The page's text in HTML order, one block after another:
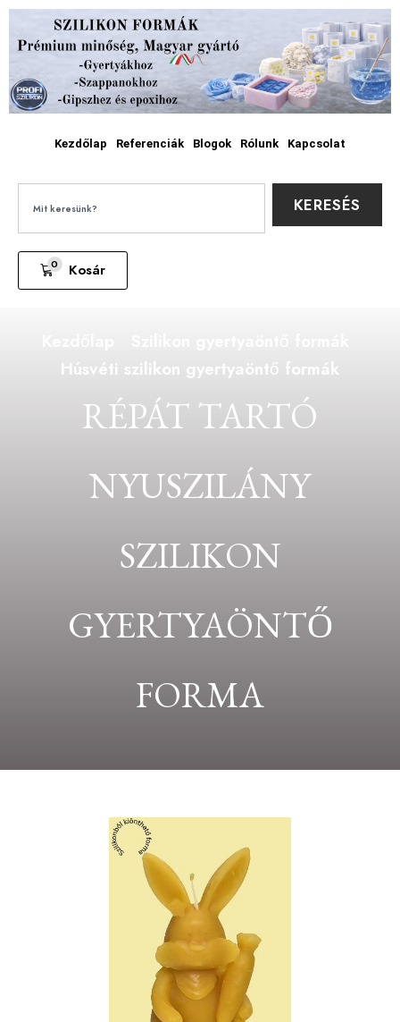
Kezdőlap Referenciák Blogok Rólunk Kapcsolat
KERESÉS
0 Kosár
Húsvéti szilikon gyertyaöntő formák
RÉPÁT TARTÓ
NYUSZILÁNY
SZILIKON
GYERTYAÖNTŐ
FORMA